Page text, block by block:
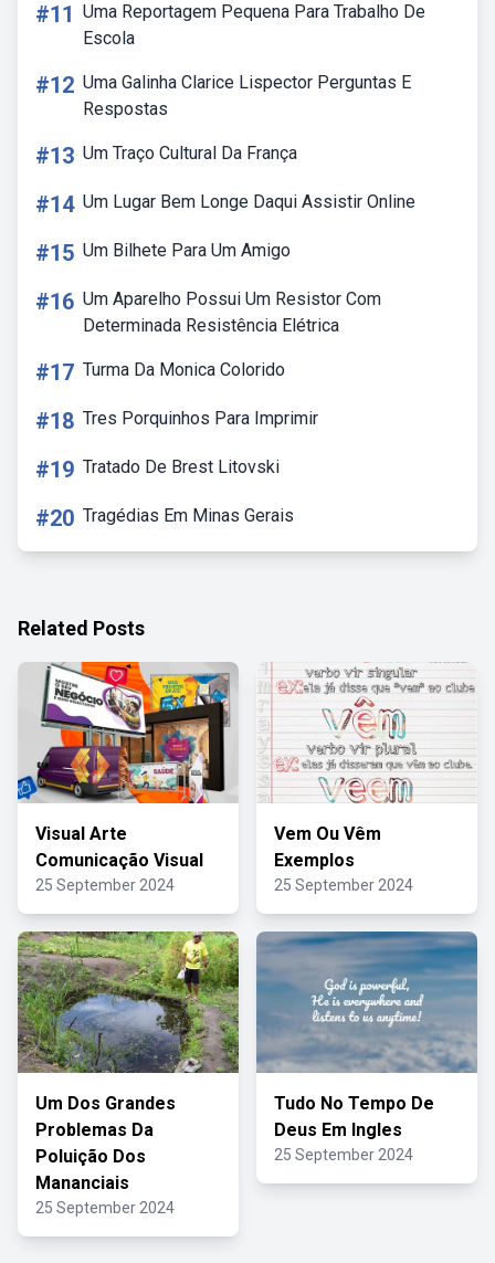
#11 Uma Reportagem Pequena Para Trabalho De
Escola
#12 Uma Galinha Clarice Lispector Perguntas E
Respostas
#13 Um Traço Cultural Da França
#14 Um Lugar Bem Longe Daqui Assistir Online
#15 Um Bilhete Para Um Amigo
#16 Um Aparelho Possui Um Resistor Com
Determinada Resistência Elétrica
#17 Turma Da Monica Colorido
#18 Tres Porquinhos Para Imprimir
#19 Tratado De Brest Litovski
#20 Tragédias Em Minas Gerais
Related Posts
Visual Arte
Comunicação Visual
25 September 2024
Vem Ou Vêm
Exemplos
25 September 2024
Um Dos Grandes
Problemas Da
Poluição Dos
Mananciais
25 September 2024
Tudo No Tempo De
Deus Em Ingles
25 September 2024